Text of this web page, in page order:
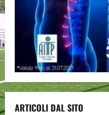
ARTICOLI DAL SITO